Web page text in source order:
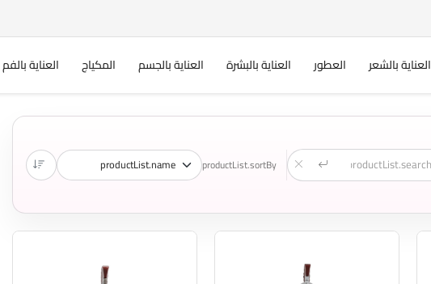
العناية بالشعر العطور العناية بالبشرة العناية بالجسم المكياج العناية
productList.sortBy